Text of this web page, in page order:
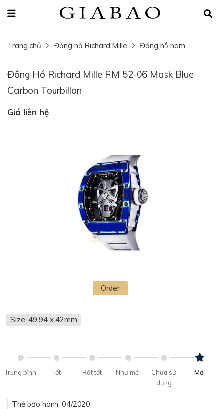
Trang chủ Đồng hồ Richard Mille Đồng hồ nam
Đồng Hồ Richard Mille RM 52-06 Mask Blue
Carbon Tourbillon
Giá liên hệ
Order
Size: 49,94 x 42mm
Trung bình Tốt Rất tốt Như mới
Chưa sử
dụng
Mới
Thẻ bảo hành: 04/2020